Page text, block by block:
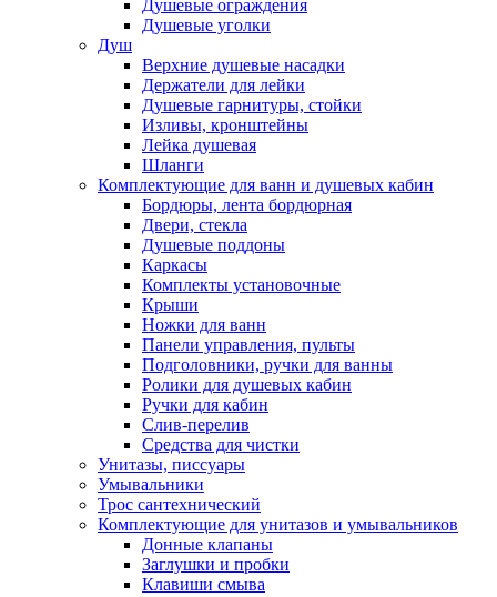
Душевые ограждения
Душевые уголки
Душ
Верхние душевые насадки
Держатели для лейки
Душевые гарнитуры, стойки
Изливы, кронштейны
Лейка душевая
Шланги
Комплектующие для ванн и душевых кабин
Бордюры, лента бордюрная
Двери, стекла
Душевые поддоны
Каркасы
Комплекты установочные
Крыши
Ножки для ванн
Панели управления, пульты
Подголовники, ручки для ванны
Ролики для душевых кабин
Ручки для кабин
Слив-перелив
Средства для чистки
Унитазы, писсуары
Умывальники
Трос сантехнический
Комплектующие для унитазов и умывальников
Донные клапаны
Заглушки и пробки
Клавиши смыва